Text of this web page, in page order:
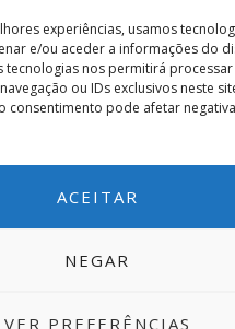
experiências, usamos
e/ou aceder a informações do
tecnologias nos permitirá
ou IDs exclusivos neste
consentimento pode afetar
ACEITAR
NEGAR
VER PREFERÊNCIAS